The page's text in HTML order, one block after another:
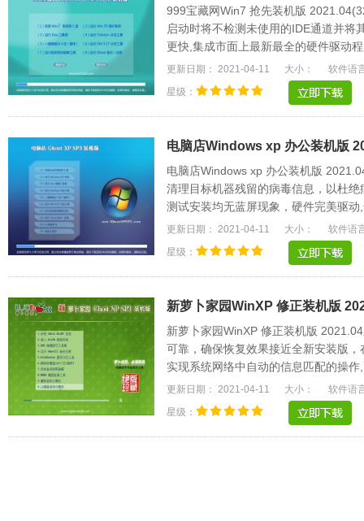
999宝藏网Win7 抢先装机版
启动时将不检测未使用的IDE通道并将
更快,集成市面上最新最全的硬件驱动
速方便，支持一.....
更新日期： 2021-04-11 大小：
软件语
星级：
电脑店Windows xp 办公装机版
电脑店Windows xp 办公装机版
清理目标机器残留的病毒信息，以杜
测试安装均无蓝屏现象，硬件完美驱
名的驱动可以.....
更新日期： 2021-04-11 大小：
软件语
星级：
新萝卜家园WinXP 修正装机版
新萝卜家园WinXP 修正装机版
可靠，确保恢复效果接近全新安装版
实现系统网络中自动的信息匹配的操
统将更稳定，.....
更新日期： 2021-04-11 大小：
软件语
星级：